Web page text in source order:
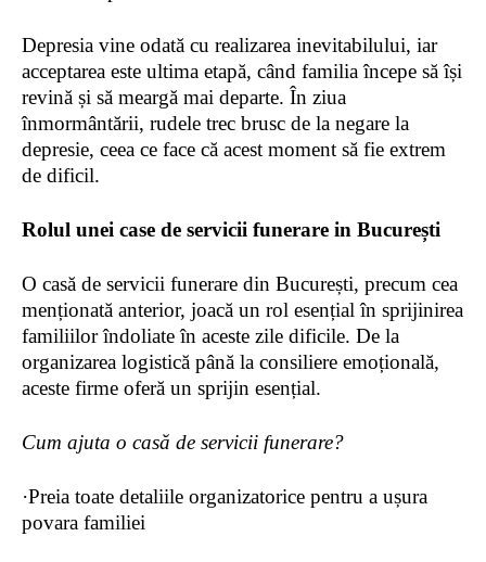
Depresia vine odată cu realizarea inevitabilului, iar
acceptarea este ultima etapă, când familia începe să își
revină și să meargă mai departe. În ziua
înmormântării, rudele trec brusc de la negare la
depresie, ceea ce face că acest moment să fie extrem
de dificil.
Rolul unei case de servicii funerare in București
O casă de servicii funerare din București, precum cea
menționată anterior, joacă un rol esențial în sprijinirea
familiilor îndoliate în aceste zile dificile. De la
organizarea logistică până la consiliere emoțională,
aceste firme oferă un sprijin esențial.
Cum ajuta o casă de servicii funerare?
·Preia toate detaliile organizatorice pentru a ușura
povara familiei